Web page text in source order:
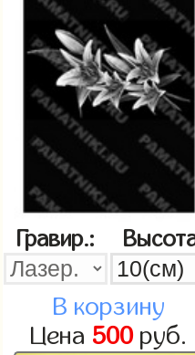
Гравир.:
В корзину
Цена 500руб.